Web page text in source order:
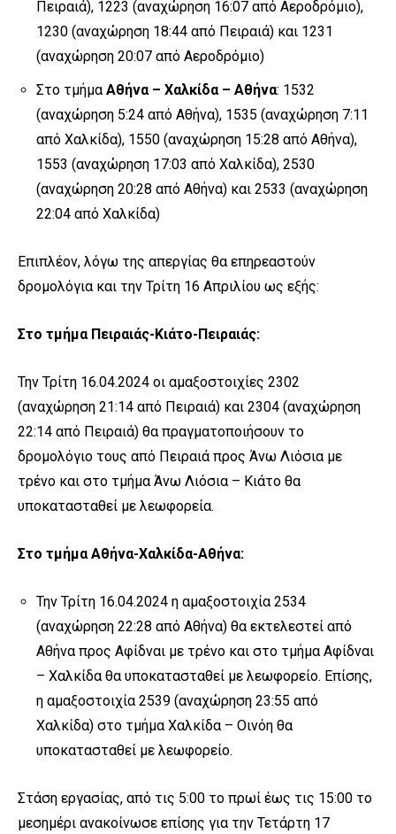
Πειραιά), 1223 (αναχώρηση 16:07 από Αεροδρόμιο),
1230 (αναχώρηση 18:44 από Πειραιά) και 1231
(αναχώρηση 20:07 από Αεροδρόμιο)
Στο τμήμαΑθήνα – Χαλκίδα – Αθήνα: 1532
(αναχώρηση 5:24 από Αθήνα), 1535 (αναχώρηση 7:11
από Χαλκίδα), 1550 (αναχώρηση 15:28 από Αθήνα),
1553 (αναχώρηση 17:03 από Χαλκίδα), 2530
(αναχώρηση 20:28 από Αθήνα) και 2533 (αναχώρηση
22:04 από Χαλκίδα)
Επιπλέον, λόγω της απεργίας θα επηρεαστούν
δρομολόγια και την Τρίτη 16 Απριλίου ως εξής:
Στο τμήμα Πειραιάς-Κιάτο-Πειραιάς:
Την Τρίτη 16.04.2024 οι αμαξοστοιχίες 2302
(αναχώρηση 21:14 από Πειραιά) και 2304 (αναχώρηση
22:14 από Πειραιά) θα πραγματοποιήσουν το
δρομολόγιο τους από Πειραιά προς Άνω Λιόσια με
τρένο και στο τμήμα Άνω Λιόσια – Κιάτο θα
υποκατασταθεί με λεωφορεία.
Στο τμήμα Αθήνα-Χαλκίδα-Αθήνα:
Την Τρίτη 16.04.2024 η αμαξοστοιχία 2534
(αναχώρηση 22:28 από Αθήνα) θα εκτελεστεί από
Αθήνα προς Αφίδναι με τρένο και στο τμήμα Αφίδναι
– Χαλκίδα θα υποκατασταθεί με λεωφορείο. Επίσης,
η αμαξοστοιχία 2539 (αναχώρηση 23:55 από
Χαλκίδα) στο τμήμα Χαλκίδα – Οινόη θα
υποκατασταθεί με λεωφορείο.
Στάση εργασίας, από τις 5:00 το πρωί έως τις 15:00 το
μεσημέρι ανακοίνωσε επίσης για την Τετάρτη 17